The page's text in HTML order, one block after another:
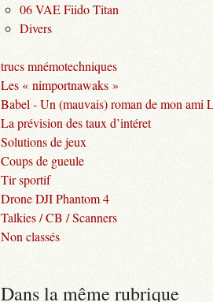
06 VAE Fiido Titan
Divers
trucs mnémotechniques
Les « nimportnawaks »
Babel - Un (mauvais) roman de mon ami
La prévision des taux d’intéret
Solutions de jeux
Coups de gueule
Tir sportif
Drone DJI Phantom 4
Talkies / CB / Scanners
Non classés
Dans la même rubrique